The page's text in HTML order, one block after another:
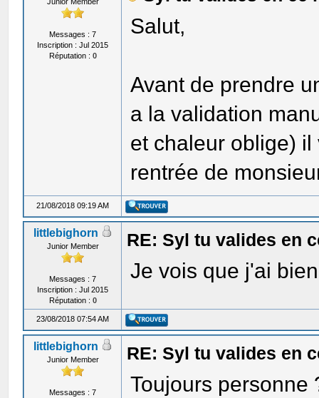
Messages : 7
Inscription : Jul 2015
Réputation : 0
Salut,
Avant de prendre
a la validation
et chaleur oblige)
rentrée de
21/08/2018 09:19 AM
littlebighorn
Junior Member
Messages : 7
Inscription : Jul 2015
Réputation : 0
RE: Syl tu valides en
Je vois que j'ai
23/08/2018 07:54 AM
littlebighorn
Junior Member
Messages : 7
RE: Syl tu valides en
Toujours personne